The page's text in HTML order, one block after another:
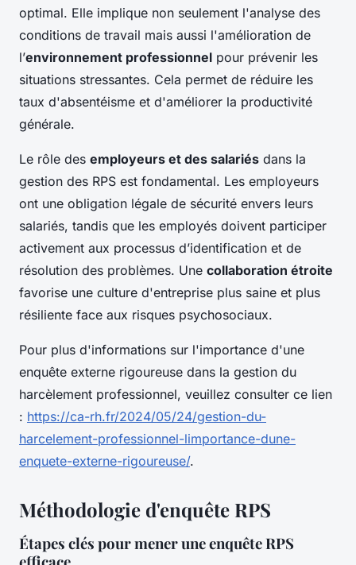
optimal. Elle implique non seulement l'analyse des
conditions de travail mais aussi l'amélioration de
l’environnement professionnel pour prévenir les
situations stressantes. Cela permet de réduire les
taux d'absentéisme et d'améliorer la productivité
générale.
Le rôle des employeurs et des salariés dans la
gestion des RPS est fondamental. Les employeurs
ont une obligation légale de sécurité envers leurs
salariés, tandis que les employés doivent participer
activement aux processus d’identification et de
résolution des problèmes. Une collaboration étroite
favorise une culture d'entreprise plus saine et plus
résiliente face aux risques psychosociaux.
Pour plus d'informations sur l'importance d'une
enquête externe rigoureuse dans la gestion du
harcèlement professionnel, veuillez consulter ce lien
: https://ca-rh.fr/2024/05/24/gestion-du-
harcelement-professionnel-limportance-dune-
enquete-externe-rigoureuse/.
Méthodologie d'enquête RPS
Étapes clés pour mener une enquête RPS